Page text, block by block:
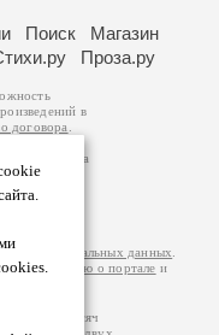
Поиск
Магазин
Проза.ру
в
договора
авторам
возможна
за
на
персональных данных
информацию о портале и
200 тысяч